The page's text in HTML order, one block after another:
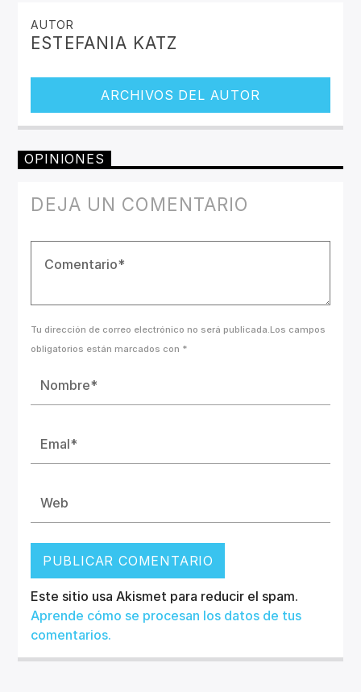
AUTOR
ESTEFANIA KATZ
ARCHIVOS DEL AUTOR
OPINIONES
DEJA UN COMENTARIO
Tu dirección de correo electrónico no será publicada.Los campos
obligatorios están marcados con *
Este sitio usa Akismet para reducir el spam.
Aprende cómo se procesan los datos de tus
comentarios.